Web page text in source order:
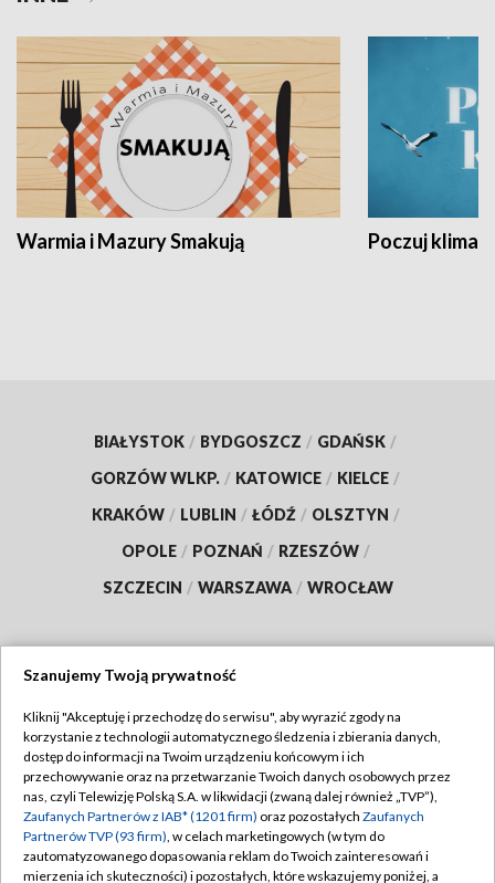
Warmia i Mazury Smakują Poczuj klimat
BIAŁYSTOK / BYDGOSZCZ / GDAŃSK /
GORZÓW WLKP. / KATOWICE / KIELCE /
KRAKÓW / LUBLIN / ŁÓDŹ / OLSZTYN /
OPOLE / POZNAŃ / RZESZÓW /
SZCZECIN / WARSZAWA / WROCŁAW
TVP
Abonament TVP
Emisja w TVP
Centrum informacji TVP
Regulamin TVP
Polityka prywatności
Moje zgody
Szanujemy Twoją prywatność
Kliknij "Akceptuję i przechodzę do serwisu", aby wyrazić zgody na
korzystanie z technologii automatycznego śledzenia i zbierania danych,
dostęp do informacji na Twoim urządzeniu końcowym i ich
przechowywanie oraz na przetwarzanie Twoich danych osobowych przez
nas, czyli Telewizję Polską S.A. w likwidacji (zwaną dalej również „TVP”),
Zaufanych Partnerów z IAB* (1201 firm) oraz pozostałych Zaufanych
Partnerów TVP (93 firm), w celach marketingowych (w tym do
zautomatyzowanego dopasowania reklam do Twoich zainteresowań i
mierzenia ich skuteczności) i pozostałych, które wskazujemy poniżej, a